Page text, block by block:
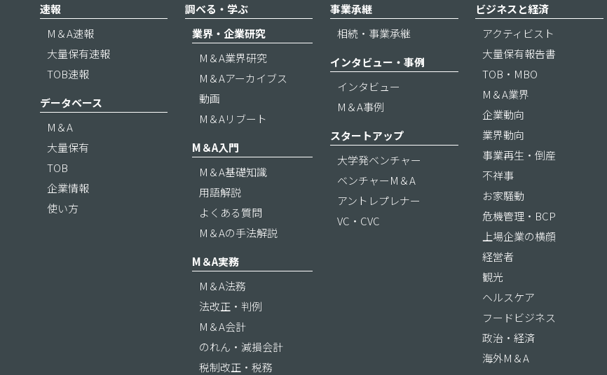
速報
M＆A速報
大量保有速報
TOB速報
データベース
M＆A
大量保有
TOB
企業情報
使い方
調べる・学ぶ
業界・企業研究
M＆A業界研究
M＆Aアーカイブス
動画
M＆Aリブート
M＆A入門
M＆A基礎知識
用語解説
よくある質問
M＆Aの手法解説
M＆A実務
M＆A法務
法改正・判例
M＆A会計
のれん・減損会計
税制改正・税務
事業承継
相続・事業承継
インタビュー・事例
インタビュー
M＆A事例
スタートアップ
大学発ベンチャー
ベンチャーM＆A
アントレプレナー
VC・CVC
ビジネスと経済
アクティビスト
大量保有報告書
TOB・MBO
M＆A業界
企業動向
業界動向
事業再生・倒産
不祥事
お家騒動
危機管理・BCP
上場企業の横顔
経営者
観光
ヘルスケア
フードビジネス
政治・経済
海外M＆A